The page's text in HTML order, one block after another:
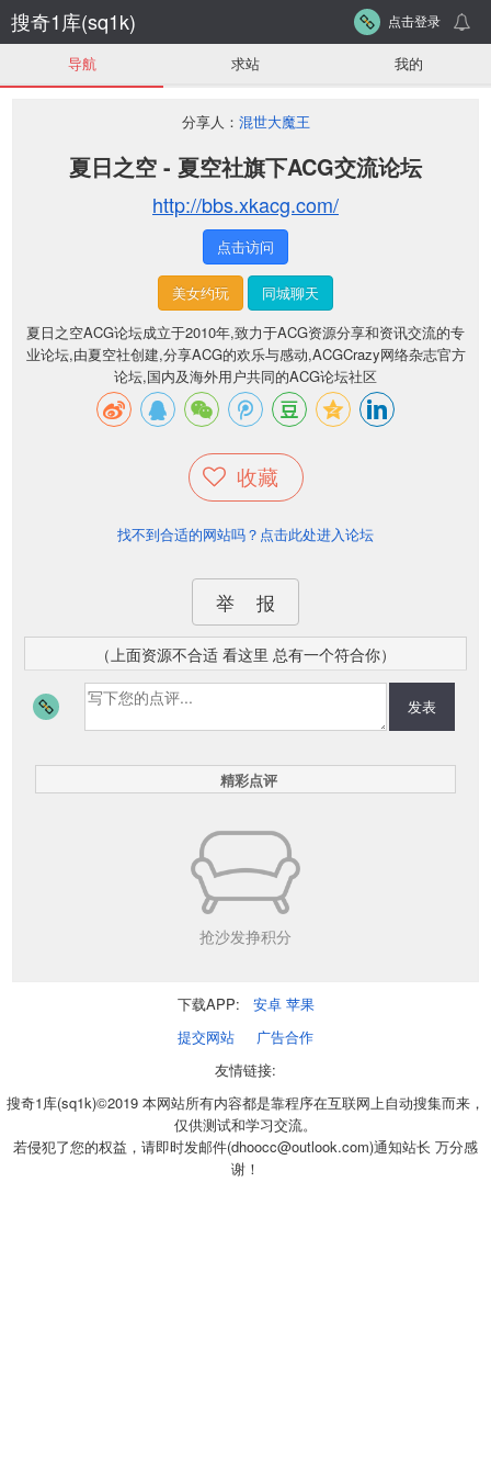
搜奇1库(sq1k) 点击登录
导航 求站 我的
分享人： 混世大魔王
夏日之空 - 夏空社旗下ACG交流论坛
http://bbs.xkacg.com/
点击访问
美女约玩
同城聊天
夏日之空ACG论坛成立于2010年,致力于ACG资源分享和资讯交流的专
业论坛,由夏空社创建,分享ACG的欢乐与感动,ACGCrazy网络杂志官方
论坛,国内及海外用户共同的ACG论坛社区
收藏
找不到合适的网站吗？点击此处进入论坛
举 报
（上面资源不合适 看这里 总有一个符合你）
发表
精彩点评
抢沙发挣积分
下载APP: 安卓 苹果
提交网站
广告合作
友情链接:
搜奇1库(sq1k)©2019 本网站所有内容都是靠程序在互联网上自动搜集而来，
仅供测试和学习交流。
若侵犯了您的权益，请即时发邮件(dhoocc@outlook.com)通知站长 万分感
谢！